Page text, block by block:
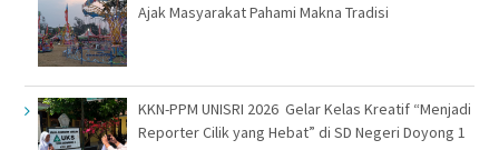
Ajak Masyarakat Pahami Makna Tradisi
KKN-PPM UNISRI 2026 Gelar Kelas Kreatif “Menjadi
Reporter Cilik yang Hebat” di SD Negeri Doyong 1